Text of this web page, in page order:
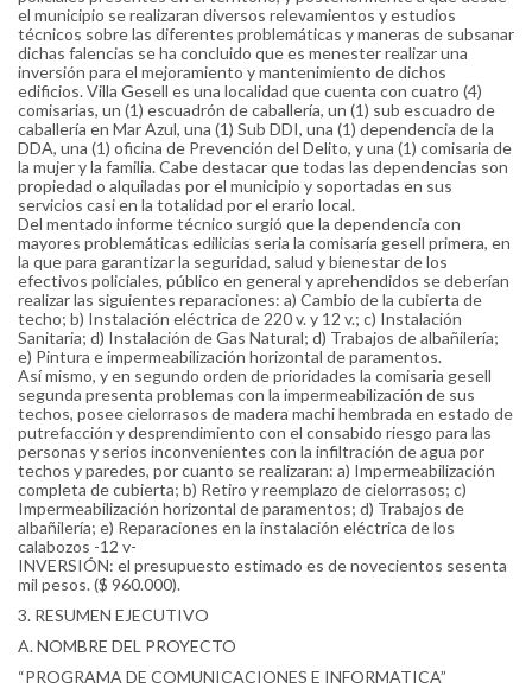
el municipio se realizaran diversos relevamientos y estudios
técnicos sobre las diferentes problemáticas y maneras de subsanar
dichas falencias se ha concluido que es menester realizar una
inversión para el mejoramiento y mantenimiento de dichos
edificios. Villa Gesell es una localidad que cuenta con cuatro (4)
comisarias, un (1) escuadrón de caballería, un (1) sub escuadro de
caballería en Mar Azul, una (1) Sub DDI, una (1) dependencia de la
DDA, una (1) oficina de Prevención del Delito, y una (1) comisaria de
la mujer y la familia. Cabe destacar que todas las dependencias son
propiedad o alquiladas por el municipio y soportadas en sus
servicios casi en la totalidad por el erario local.
Del mentado informe técnico surgió que la dependencia con
mayores problemáticas edilicias seria la comisaría gesell primera, en
la que para garantizar la seguridad, salud y bienestar de los
efectivos policiales, público en general y aprehendidos se deberían
realizar las siguientes reparaciones: a) Cambio de la cubierta de
techo; b) Instalación eléctrica de 220 v. y 12 v.; c) Instalación
Sanitaria; d) Instalación de Gas Natural; d) Trabajos de albañilería;
e) Pintura e impermeabilización horizontal de paramentos.
Así mismo, y en segundo orden de prioridades la comisaria gesell
segunda presenta problemas con la impermeabilización de sus
techos, posee cielorrasos de madera machi hembrada en estado de
putrefacción y desprendimiento con el consabido riesgo para las
personas y serios inconvenientes con la infiltración de agua por
techos y paredes, por cuanto se realizaran: a) Impermeabilización
completa de cubierta; b) Retiro y reemplazo de cielorrasos; c)
Impermeabilización horizontal de paramentos; d) Trabajos de
albañilería; e) Reparaciones en la instalación eléctrica de los
calabozos -12 v-
INVERSIÓN: el presupuesto estimado es de novecientos sesenta
mil pesos. ($ 960.000).
3. RESUMEN EJECUTIVO
A. NOMBRE DEL PROYECTO
“PROGRAMA DE COMUNICACIONES E INFORMATICA”